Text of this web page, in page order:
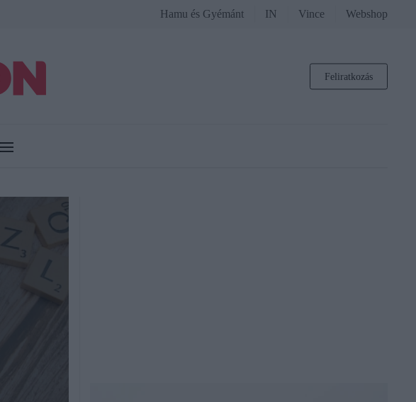
Hamu és Gyémánt IN Vince Webshop
Feliratkozás